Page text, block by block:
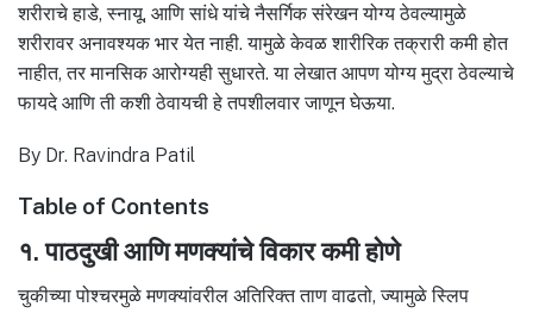
शरीराचे हाडे, स्नायू, आणि सांधे यांचे नैसर्गिक संरेखन योग्य ठेवल्यामुळे
शरीरावर अनावश्यक भार येत नाही. यामुळे केवळ शारीरिक तक्रारी कमी होत
नाहीत, तर मानसिक आरोग्यही सुधारते. या लेखात आपण योग्य मुद्रा ठेवल्याचे
फायदे आणि ती कशी ठेवायची हे तपशीलवार जाणून घेऊया.
By Dr. Ravindra Patil
Table of Contents
१. पाठदुखी आणि मणक्यांचे विकार कमी होणे
चुकीच्या पोश्चरमुळे मणक्यांवरील अतिरिक्त ताण वाढतो, ज्यामुळे स्लिप